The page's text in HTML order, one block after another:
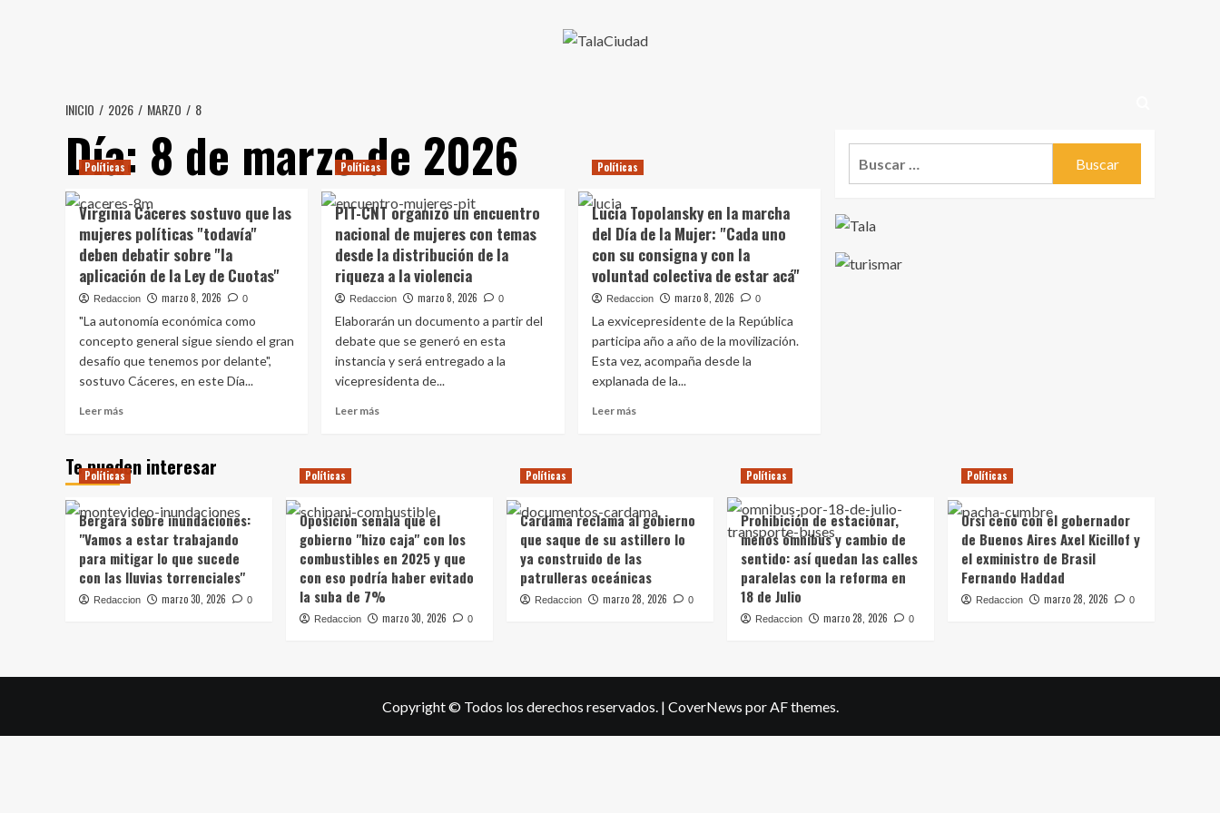
INICIO 2026 MARZO 8
Día: 8 de marzo de 2026
Políticas
Virginia Cáceres sostuvo que las
mujeres políticas "todavía"
deben debatir sobre "la
aplicación de la Ley de Cuotas"
Redaccion marzo 8, 2026 0
"La autonomía económica como
concepto general sigue siendo el gran
desafío que tenemos por delante",
sostuvo Cáceres, en este Día...
Leer más
Virginia
Cáceres
que
las
mujeres
políticas
"todavía"
deben
de
Políticas
PIT-CNT organizó un encuentro
nacional de mujeres con temas
desde la distribución de la
riqueza a la violencia
Redaccion marzo 8, 2026 0
Elaborarán un documento a partir del
debate que se generó en esta
instancia y será entregado a la
vicepresidenta de...
Leer más
un
encuentro
nacional
de
mujeres
con
temas
la
riqueza
a
Políticas
Lucía Topolansky en la marcha
del Día de la Mujer: "Cada uno
con su consigna y con la
voluntad colectiva de estar acá"
Redaccion marzo 8, 2026 0
La exvicepresidente de la República
participa año a año de la movilización.
Esta vez, acompaña desde la
explanada de la...
Leer másLeer
la
marcha
del
Día
de
la
consigna
con
Te pueden interesar
Políticas
Bergara sobre inundaciones:
"Vamos a estar trabajando
para mitigar lo que sucede
con las lluvias torrenciales"
Redaccion marzo 30, 2026 0
Políticas
Oposición señala que el
gobierno "hizo caja" con los
combustibles en 2025 y que
con eso podría haber evitado
la suba de 7%
Redaccion marzo 30, 2026 0
Políticas
Cardama reclama al gobierno
que saque de su astillero lo
ya construido de las
patrulleras oceánicas
Redaccion marzo 28, 2026 0
Políticas
Prohibición de estacionar,
menos ómnibus y cambio de
sentido: así quedan las calles
paralelas con la reforma en
18 de Julio
Redaccion marzo 28, 2026 0
Políticas
Orsi cenó con el gobernador
de Buenos Aires Axel Kicillof y
el exministro de Brasil
Fernando Haddad
Redaccion marzo 28, 2026 0
Copyright © Todos los derechos reservados. | CoverNews por AF themes.